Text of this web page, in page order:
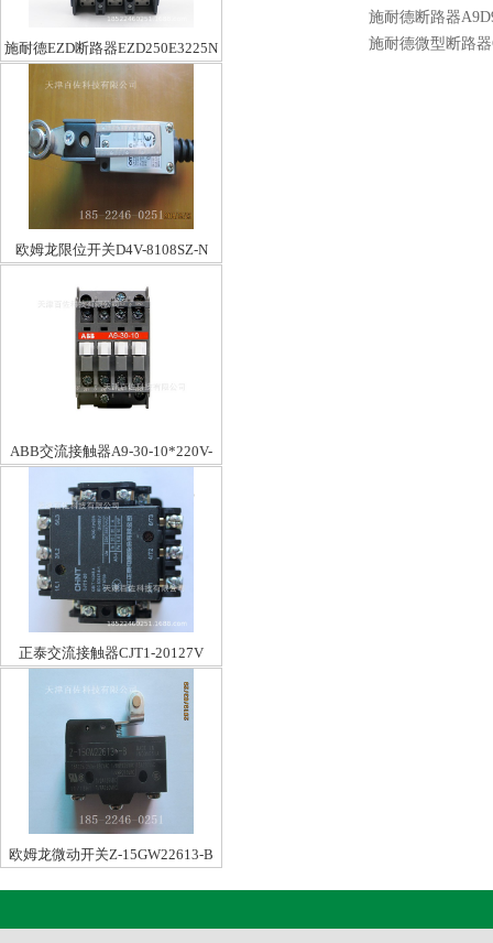
施耐德EZD断路器EZD250E3225N
欧姆龙限位开关D4V-8108SZ-N
ABB交流接触器A9-30-10*220V-
230V50HZ/230-240V60HZ
正泰交流接触器CJT1-20127V
欧姆龙微动开关Z-15GW22613-B
施耐德断路器
施耐德微型断路器